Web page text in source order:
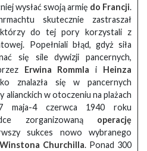
wysłać swoją armię do Francji.
skutecznie zastraszał
którzy do tej pory korzystali z
Popełniali błąd, gdyż siła
się sile dywizji pancernych,
Erwina Rommla i Heinza
znalazła się w pancernych
alianckich w otoczeniu na plażach
maja-4 czerwca 1940 roku
zorganizowaną operację
sukces nowo wybranego
Winstona Churchilla. Ponad 300